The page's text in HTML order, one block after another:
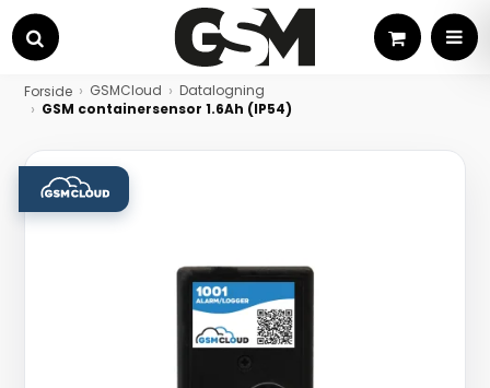
Søg
Kurv
Forside GSMCloud
Datalogning
GSM containersensor 1.6Ah (IP54)